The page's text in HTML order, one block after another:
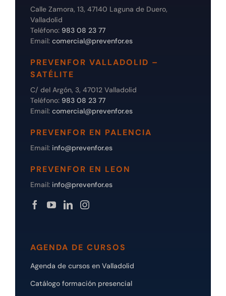
Calle Zamora, 13, 47140 Laguna de Duero,
Valladolid
Teléfono: 983 08 23 77
Email: comercial@prevenfor.es
PREVENFOR VALLADOLID –
SATÉLITE
C/ del Argón, 3, 47012 Valladolid
Teléfono: 983 08 23 77
Email: comercial@prevenfor.es
PREVENFOR EN PALENCIA
Email: info@prevenfor.es
PREVENFOR EN LEON
Email: info@prevenfor.es
AGENDA DE CURSOS
Agenda de cursos en Valladolid
Catálogo formación presencial